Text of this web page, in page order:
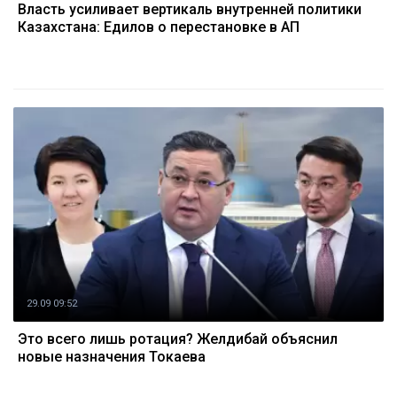
Власть усиливает вертикаль внутренней политики
Казахстана: Едилов о перестановке в АП
29.09 09:52
Это всего лишь ротация? Желдибай объяснил
новые назначения Токаева